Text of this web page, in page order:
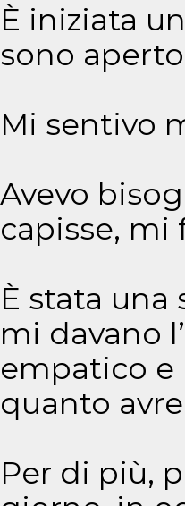
È iniziata
sono
Mi sentivo
Avevo
capisse, mi
È stata
mi davano
empatico
quanto
Per di più,